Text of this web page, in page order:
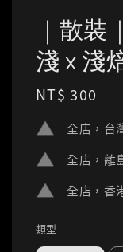
｜散裝
淺 x 淺
Regular
NT$ 300
全店，台
全店，離
全店，香
類型